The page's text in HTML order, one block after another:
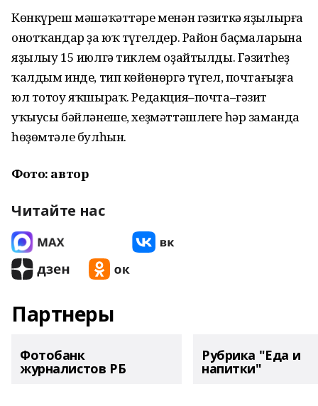
Көнкүреш мәшәҡәттәре менән гәзиткә яҙылырға
онотҡандар ҙа юҡ түгелдер. Район баҫмаларына
яҙылыу 15 июлгә тиклем оҙайтылды. Гәзитһеҙ
ҡалдым инде, тип көйөнөргә түгел, почтағыҙға
юл тотоу яҡшыраҡ. Редакция–почта–гәзит
уҡыусы бәйләнеше, хеҙмәттәшлеге һәр заманда
һөҙөмтәле булһын.
Фото: автор
Читайте нас
Партнеры
Фотобанк
журналистов РБ
Рубрика "Еда и
напитки"